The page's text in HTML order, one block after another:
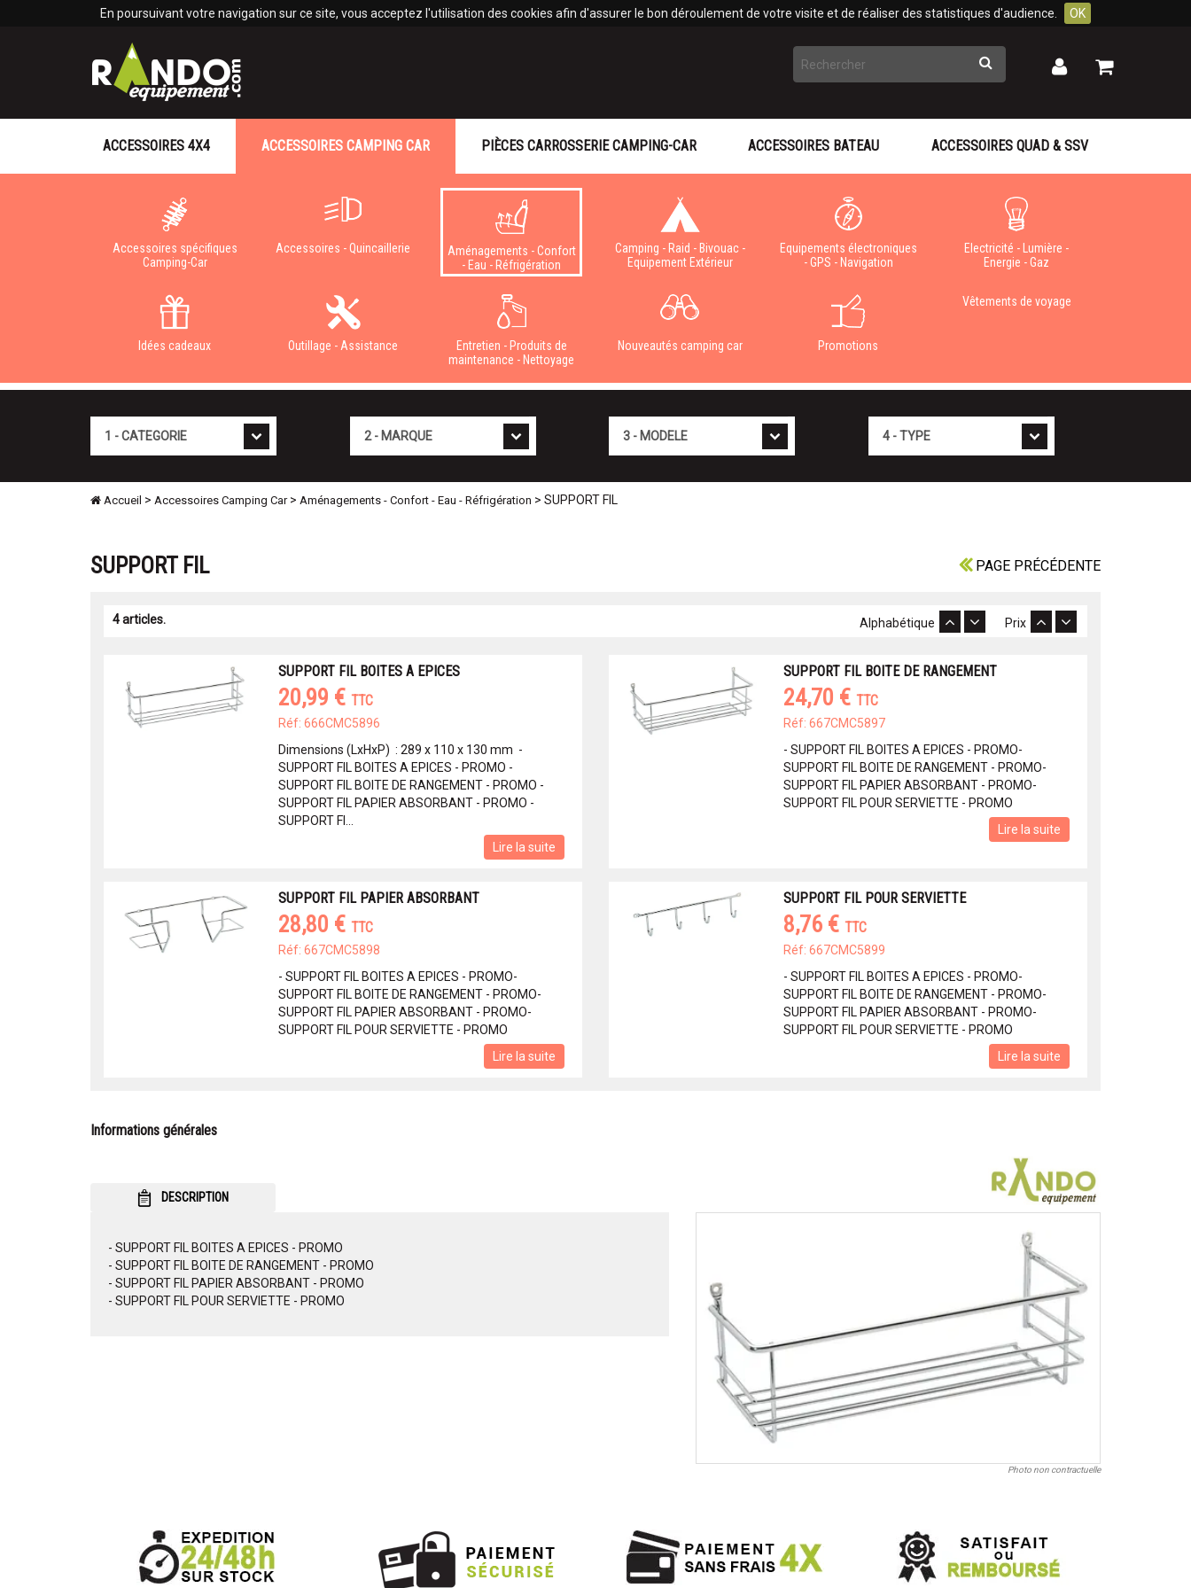
En poursuivant votre navigation sur ce site, vous acceptez l'utilisation des cookies afin d'assurer le bon déroulement de votre visite et de réaliser des statistiques d'audience. OK
Rechercher Mon
Mon
ACCESSOIRES 4X4 ACCESSOIRES CAMPING CAR
Accessoires spécifiques
Camping-Car
Accessoires - Quincaillerie
Aménagements - Confort
- Eau - Réfrigération
Camping - Raid - Bivouac -
Equipement Extérieur
Equipements électroniques
- GPS - Navigation
Electricité - Lumière -
Energie - Gaz
Idées cadeaux Outillage - Assistance
Entretien - Produits de
maintenance - Nettoyage
Nouveautés camping car Promotions
Vêtements de voyage
PIÈCES CARROSSERIE CAMPING-CAR ACCESSOIRES BATEAU ACCESSOIRES QUAD & SSV
Accueil > Accessoires Camping Car> Aménagements - Confort - Eau - Réfrigération > SUPPORT FIL
PAGE PRÉCÉDENTE
SUPPORT FIL
4 articles. Prix
Alphabétique
SUPPORT FIL BOITES A EPICES
20,99 € TTC
Réf: 666CMC5896
Dimensions (LxHxP) : 289 x 110 x 130 mm -
SUPPORT FIL BOITES A EPICES - PROMO -
SUPPORT FIL BOITE DE RANGEMENT - PROMO -
SUPPORT FIL PAPIER ABSORBANT - PROMO -
SUPPORT FI...
Lire la suite
SUPPORT FIL BOITE DE RANGEMENT
24,70 € TTC
Réf: 667CMC5897
- SUPPORT FIL BOITES A EPICES - PROMO-
SUPPORT FIL BOITE DE RANGEMENT - PROMO-
SUPPORT FIL PAPIER ABSORBANT - PROMO-
SUPPORT FIL POUR SERVIETTE - PROMO
Lire la suite
SUPPORT FIL PAPIER ABSORBANT
28,80 € TTC
Réf: 667CMC5898
- SUPPORT FIL BOITES A EPICES - PROMO-
SUPPORT FIL BOITE DE RANGEMENT - PROMO-
SUPPORT FIL PAPIER ABSORBANT - PROMO-
SUPPORT FIL POUR SERVIETTE - PROMO
Lire la suite
SUPPORT FIL POUR SERVIETTE
8,76 € TTC
Réf: 667CMC5899
- SUPPORT FIL BOITES A EPICES - PROMO-
SUPPORT FIL BOITE DE RANGEMENT - PROMO-
SUPPORT FIL PAPIER ABSORBANT - PROMO-
SUPPORT FIL POUR SERVIETTE - PROMO
Lire la suite
Informations générales
DESCRIPTION
- SUPPORT FIL BOITES A EPICES - PROMO
- SUPPORT FIL BOITE DE RANGEMENT - PROMO
- SUPPORT FIL PAPIER ABSORBANT - PROMO
- SUPPORT FIL POUR SERVIETTE - PROMO
Photo non contractuelle
Panneau de gestion des cookies